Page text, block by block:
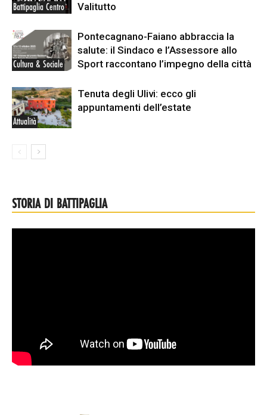
Battipaglia Centro
Valitutto
Cultura & Sociale
Pontecagnano-Faiano abbraccia la
salute: il Sindaco e l’Assessore allo
Sport raccontano l’impegno della città
Attualità
Tenuta degli Ulivi: ecco gli
appuntamenti dell’estate
STORIA DI BATTIPAGLIA